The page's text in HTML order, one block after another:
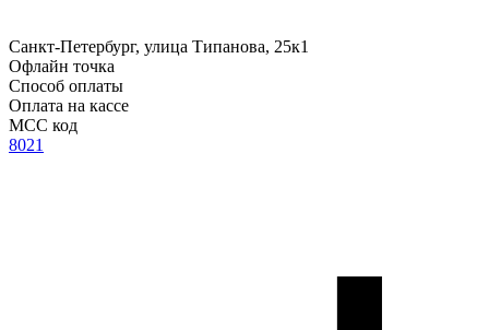
Санкт-Петербург, улица Типанова, 25к1
Офлайн точка
Способ оплаты
Оплата на кассе
MCC код
8021